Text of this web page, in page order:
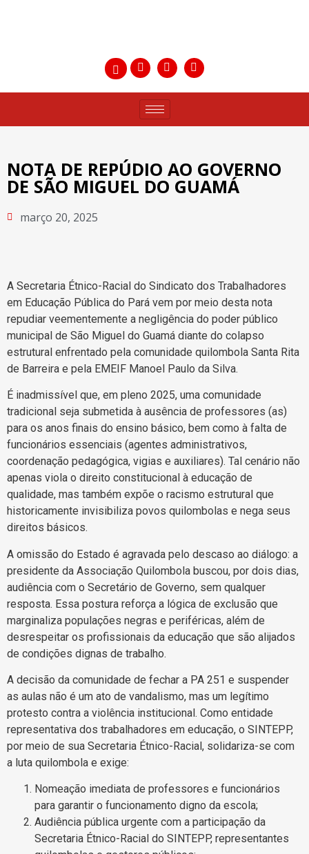
NOTA DE REPÚDIO AO GOVERNO
DE SÃO MIGUEL DO GUAMÁ
março 20, 2025
A Secretaria Étnico-Racial do Sindicato dos Trabalhadores
em Educação Pública do Pará vem por meio desta nota
repudiar veementemente a negligência do poder público
municipal de São Miguel do Guamá diante do colapso
estrutural enfrentado pela comunidade quilombola Santa Rita
de Barreira e pela EMEIF Manoel Paulo da Silva.
É inadmissível que, em pleno 2025, uma comunidade
tradicional seja submetida à ausência de professores (as)
para os anos finais do ensino básico, bem como à falta de
funcionários essenciais (agentes administrativos,
coordenação pedagógica, vigias e auxiliares). Tal cenário não
apenas viola o direito constitucional à educação de
qualidade, mas também expõe o racismo estrutural que
historicamente invisibiliza povos quilombolas e nega seus
direitos básicos.
A omissão do Estado é agravada pelo descaso ao diálogo: a
presidente da Associação Quilombola buscou, por dois dias,
audiência com o Secretário de Governo, sem qualquer
resposta. Essa postura reforça a lógica de exclusão que
marginaliza populações negras e periféricas, além de
desrespeitar os profissionais da educação que são alijados
de condições dignas de trabalho.
A decisão da comunidade de fechar a PA 251 e suspender
as aulas não é um ato de vandalismo, mas um legítimo
protesto contra a violência institucional. Como entidade
representativa dos trabalhadores em educação, o SINTEPP,
por meio de sua Secretaria Étnico-Racial, solidariza-se com
a luta quilombola e exige:
Nomeação imediata de professores e funcionários
para garantir o funcionamento digno da escola;
Audiência pública urgente com a participação da
Secretaria Étnico-Racial do SINTEPP, representantes